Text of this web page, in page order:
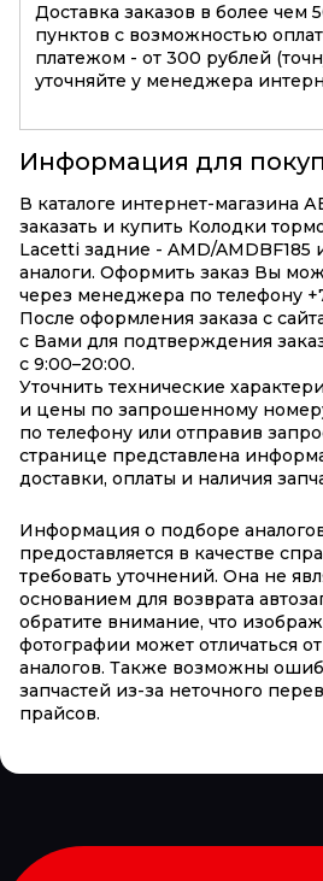
Доставка заказов в более чем
пунктов с возможностью
платежом - от 300 рублей
уточняйте у менеджера
Информация для
В каталоге интернет-магазина
заказать и купить Колодки
Lacetti задние - AMD/AMDBF185
аналоги. Оформить заказ Вы
через менеджера по телефону
После оформления заказа с
с Вами для подтверждения
с 9:00–20:00.
Уточнить технические
и цены по запрошенному
по телефону или отправив
странице представлена
доставки, оплаты и наличия
Информация о подборе
предоставляется в качестве
требовать уточнений. Она не
основанием для возврата
обратите внимание, что
фотографии может отличаться
аналогов. Также возможны
запчастей из-за неточного
прайсов.